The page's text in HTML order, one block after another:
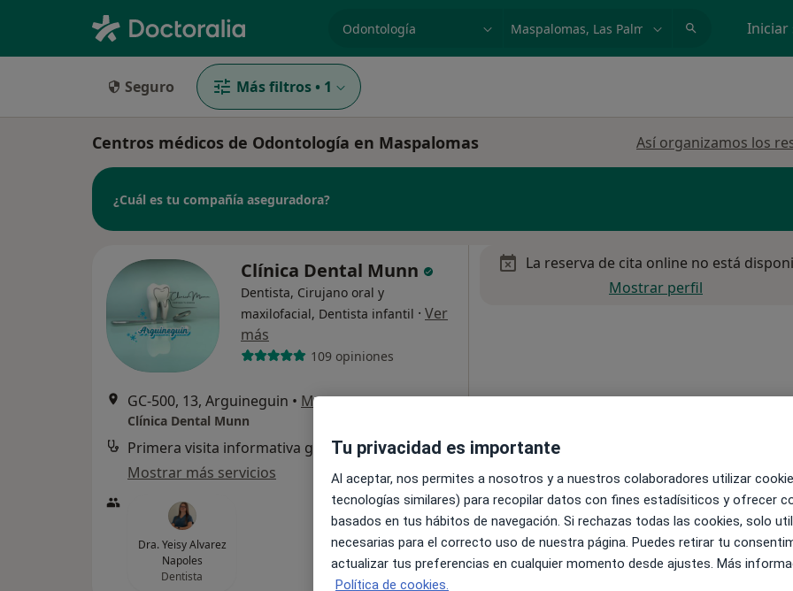
especialidad, enfermedad o nombre Iniciar
Seguro Más filtros • 1
Centros médicos de Odontología en Maspalomas Así organizamos los
¿Cuál es tu compañía aseguradora?
Clínica Dental Munn
Dentista, Cirujano oral y
maxilofacial, Dentista infantil · Ver
más
109 opiniones
GC-500, 13, Arguineguin • Mapa
Clínica Dental Munn
Primera visita informativa gratuita
Mostrar más servicios
Dra. Yeisy Alvarez
Napoles
Dentista
La reserva de cita online no está
Mostrar perfil
Tu privacidad es importante
Al aceptar, nos permites a nosotros y a nuestros colaboradores utilizar
tecnologías similares) para recopilar datos con fines estadísiticos y ofrecer
basados en tus hábitos de navegación. Si rechazas todas las cookies, solo
necesarias para el correcto uso de nuestra página. Puedes retirar tu
actualizar tus preferencias en cualquier momento desde ajustes. Más
Política de cookies.